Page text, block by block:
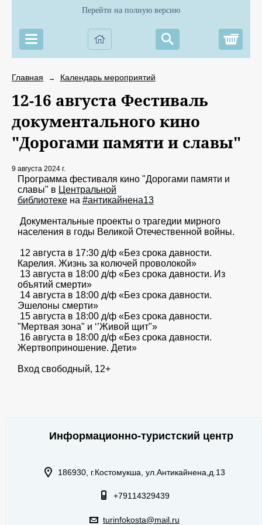
Перейти на полную версию
Главная → Календарь мероприятий
12-16 августа Фестиваль
документального кино
"Дорогами памяти и славы"
9 августа 2024 г.
Программа фестиваля кино "Дорогами памяти и
славы" в Центральной
библиотеке на #антикайнена13
Документальные проекты о трагедии мирного
населения в годы Великой Отечественной войны.
12 августа в 17:30 д/ф «Без срока давности.
Карелия. Жизнь за колючей проволокой»
13 августа в 18:00 д/ф «Без срока давности. Из
объятий смерти»
14 августа в 18:00 д/ф «Без срока давности.
Эшелоны смерти»
15 августа в 18:00 д/ф «Без срока давности.
"Мертвая зона" и ‘’Живой щит"»
16 августа в 18:00 д/ф «Без срока давности.
Жертвоприношение. Дети»
Вход свободный, 12+
Информационно-туристский центр
186930, г.Костомукша, ул.Антикайнена,д.13
+79114329439
turinfokosta@mail.ru